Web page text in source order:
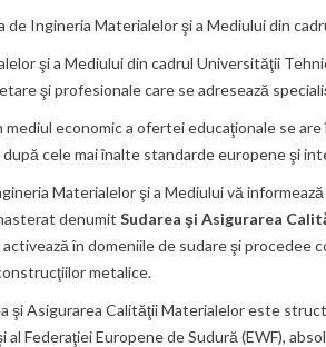
Ingineria Materialelor şi a Mediului din
şi a Mediului din cadrul Universităţii
şi profesionale care se adresează
mediul economic a ofertei educaţionale se
cele mai înalte standarde europene şi
Materialelor şi a Mediului vă
denumit Sudarea şi Asigurarea
în domeniile de sudare şi procedee
metalice.
şi Asigurarea Calităţii Materialelor este
Federaţiei Europene de Sudură (EWF),